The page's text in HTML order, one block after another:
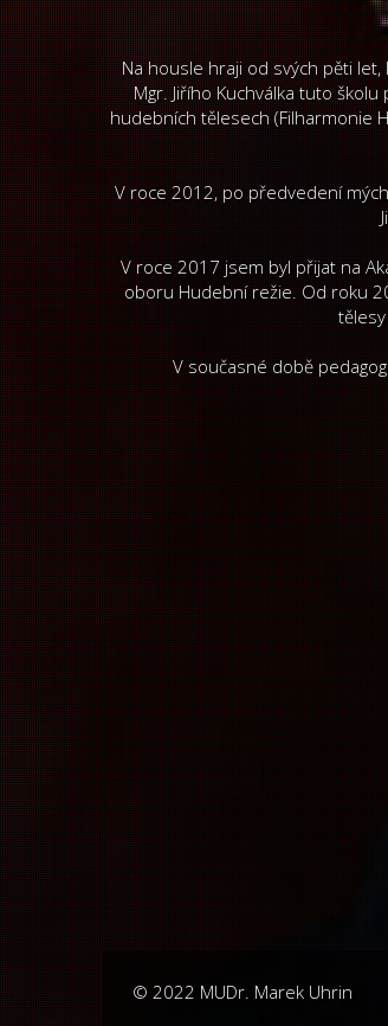
Na housle hraji od svých pěti
Mgr. Jiřího Kuchválka tuto
hudebních tělesech (Filharmonie
V roce 2012, po předvedení
V roce 2017 jsem byl přijat na
oboru Hudební režie. Od roku
V současné době
© 2022 MUDr. Marek Uhrin